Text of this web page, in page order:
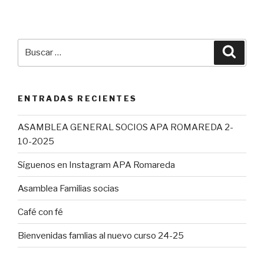
ENTRADAS RECIENTES
ASAMBLEA GENERAL SOCIOS APA ROMAREDA 2-
10-2025
Síguenos en Instagram APA Romareda
Asamblea Familias socias
Café con fé
Bienvenidas famlias al nuevo curso 24-25